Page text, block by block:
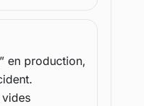
en production,